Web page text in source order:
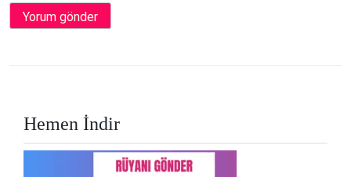
Hemen İndir